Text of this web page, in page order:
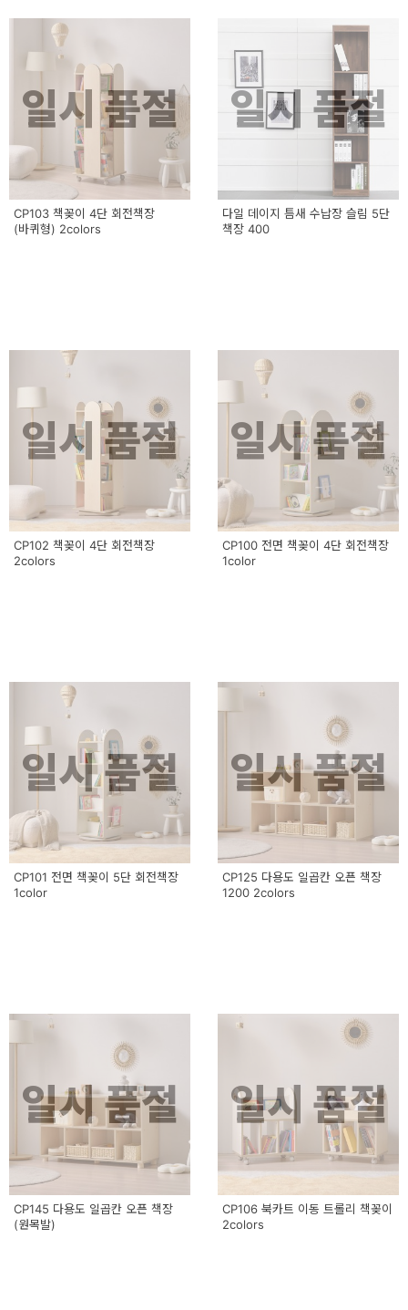
일시 품절
CP103 책꽂이 4단 회전책장
(바퀴형) 2colors
일시 품절
다일 데이지 틈새 수납장 슬림 5단
책장 400
일시 품절
CP102 책꽂이 4단 회전책장
2colors
일시 품절
CP100 전면 책꽂이 4단 회전책장
1color
일시 품절
CP101 전면 책꽂이 5단 회전책장
1color
일시 품절
CP125 다용도 일곱칸 오픈 책장
1200 2colors
일시 품절
CP145 다용도 일곱칸 오픈 책장
(원목발)
일시 품절
CP106 북카트 이동 트롤리 책꽂이
2colors